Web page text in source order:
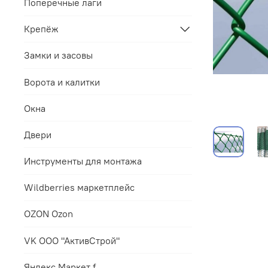
Крепёж
Замки и засовы
Ворота и калитки
Окна
Двери
Инструменты для монтажа
Wildberries маркетплейс
OZON Ozon
VK ООО "АктивСтрой"